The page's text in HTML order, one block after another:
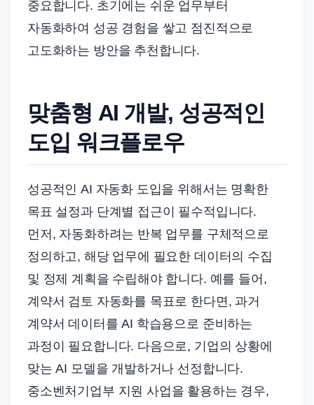
중요합니다. 초기에는 쉬운 업무부터
자동화하여 성공 경험을 쌓고 점진적으로
고도화하는 방안을 추천합니다.
맞춤형 AI 개발, 성공적인
도입 워크플로우
성공적인 AI 자동화 도입을 위해서는 명확한
목표 설정과 단계별 접근이 필수적입니다.
먼저, 자동화하려는 반복 업무를 구체적으로
정의하고, 해당 업무에 필요한 데이터의 수집
및 정제 계획을 수립해야 합니다. 예를 들어,
계약서 검토 자동화를 목표로 한다면, 과거
계약서 데이터를 AI 학습용으로 준비하는
과정이 필요합니다. 다음으로, 기업의 상황에
맞는 AI 모델을 개발하거나 선정합니다.
중소벤처기업부 지원 사업을 활용하는 경우,